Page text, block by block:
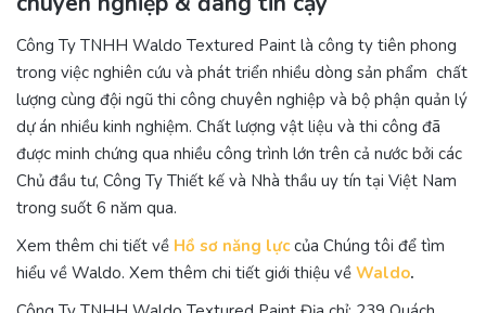
Công Ty TNHH Waldo Textured Paint là công ty tiên phong
trong việc nghiên cứu và phát triển nhiều dòng sản phẩm chất
lượng cùng đội ngũ thi công chuyên nghiệp và bộ phận quản lý
dự án nhiều kinh nghiệm. Chất lượng vật liệu và thi công đã
được minh chứng qua nhiều công trình lớn trên cả nước bởi các
Chủ đầu tư, Công Ty Thiết kế và Nhà thầu uy tín tại Việt Nam
trong suốt 6 năm qua.
Xem thêm chi tiết về Hồ sơ năng lựccủa Chúng tôi để tìm
hiểu về Waldo. Xem thêm chi tiết giới thiệu về Waldo.